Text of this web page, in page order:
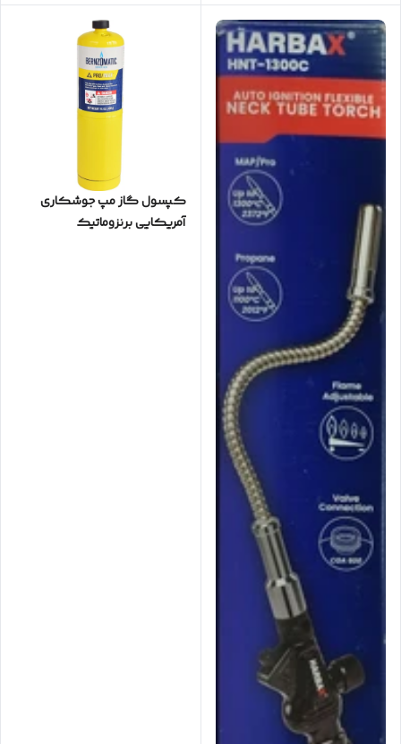
کپسول گاز مپ جوشکاری
آمریکایی برنزوماتیک